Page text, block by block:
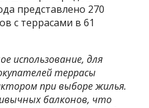
представлено 270
с террасами в 61
использование, для
террасы
при выборе жилья.
балконов, что